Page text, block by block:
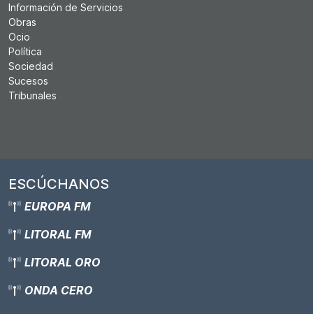
Información de Servicios
Obras
Ocio
Política
Sociedad
Sucesos
Tribunales
ESCÚCHANOS
EUROPA FM
LITORAL FM
LITORAL ORO
ONDA CERO